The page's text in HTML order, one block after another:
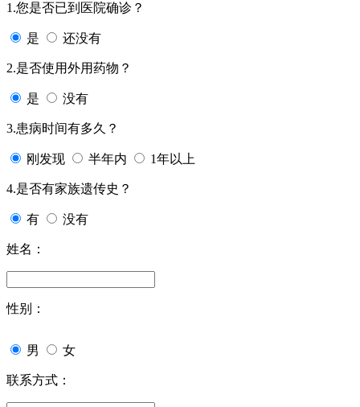
1.您是否已到医院确诊？
是 还没有
2.是否使用外用药物？
是 没有
3.患病时间有多久？
刚发现 半年内 1年以上
4.是否有家族遗传史？
有 没有
姓名：
性别：
男 女
联系方式：